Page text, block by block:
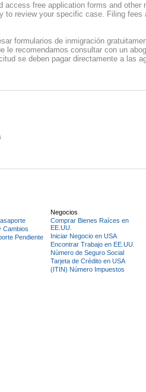
free application forms and other
review your specific case. Filing fees
formularios de inmigración
le recomendamos consultar con un
se deben pagar directamente a las
Cambios
Pendiente
Negocios
Comprar Bienes Raíces en
EE.UU.
Iniciar Negocio en USA
Encontrar Trabajo en EE.UU.
Número de Seguro Social
Tarjeta de Crédito en USA
(ITIN) Número Impuestos